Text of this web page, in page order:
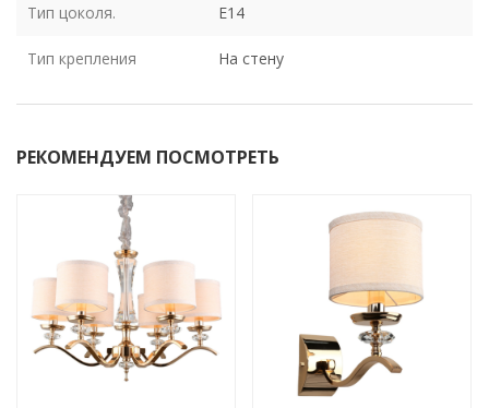
Тип цоколя. E14
Тип крепления На стену
РЕКОМЕНДУЕМ ПОСМОТРЕТЬ